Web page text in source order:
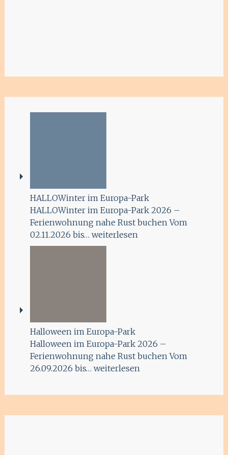
HALLOWinter im Europa-Park
HALLOWinter im Europa-Park 2026 –
Ferienwohnung nahe Rust buchen Vom
02.11.2026 bis… weiterlesen
Halloween im Europa-Park
Halloween im Europa-Park 2026 –
Ferienwohnung nahe Rust buchen Vom
26.09.2026 bis… weiterlesen